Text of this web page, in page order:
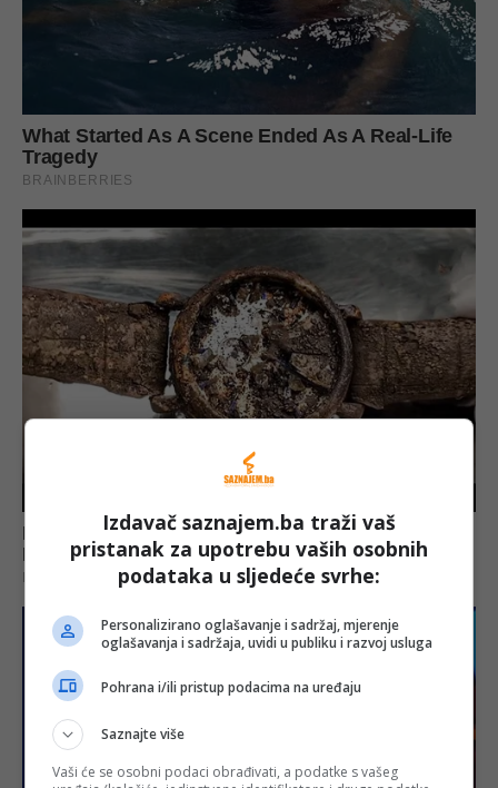
Izdavač saznajem.ba traži vaš
pristanak za upotrebu vaših osobnih
podataka u sljedeće svrhe:
Personalizirano oglašavanje i sadržaj, mjerenje
oglašavanja i sadržaja, uvidi u publiku i razvoj usluga
Pohrana i/ili pristup podacima na uređaju
Saznajte više
Vaši će se osobni podaci obrađivati, a podatke s vašeg